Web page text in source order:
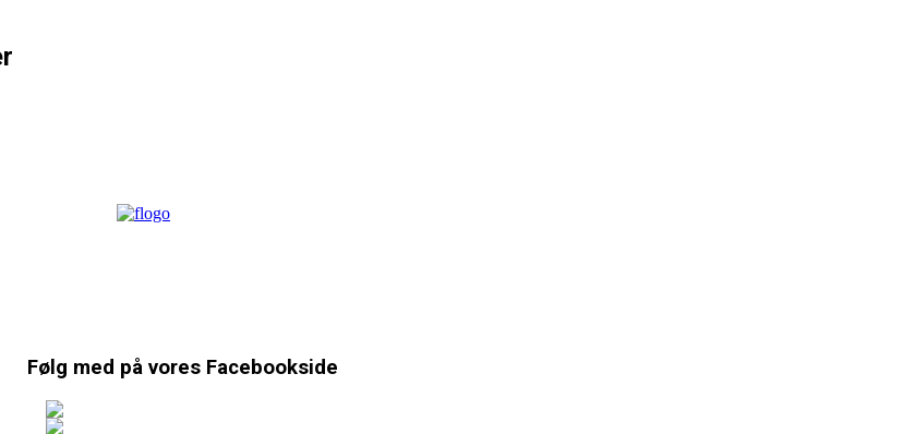
Følg med på vores Facebookside